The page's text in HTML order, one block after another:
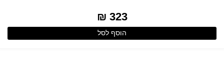
323 ₪
הוסף לסל